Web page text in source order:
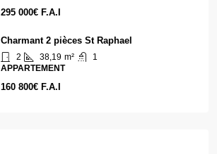
295 000€ F.A.I
Charmant 2 pièces St Raphael
2 38,19 m²
1
APPARTEMENT
160 800€ F.A.I